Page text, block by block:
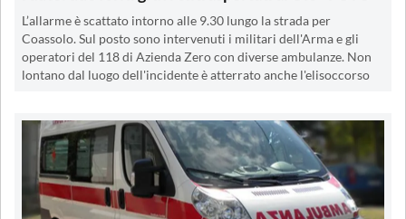
L’allarme è scattato intorno alle 9.30 lungo la strada per
Coassolo. Sul posto sono intervenuti i militari dell'Arma e gli
operatori del 118 di Azienda Zero con diverse ambulanze. Non
lontano dal luogo dell'incidente è atterrato anche l'elisoccorso